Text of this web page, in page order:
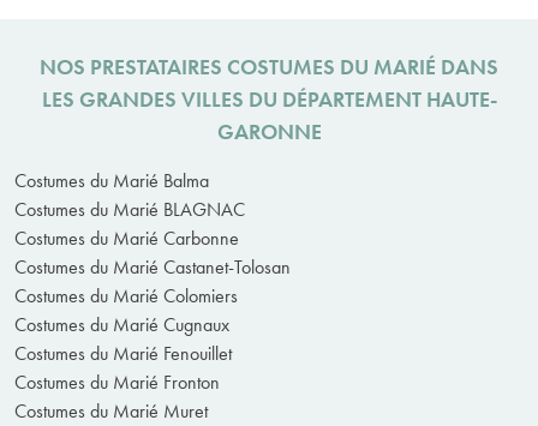
NOS PRESTATAIRES COSTUMES DU MARIÉ DANS
LES GRANDES VILLES DU DÉPARTEMENT HAUTE-
GARONNE
Costumes du Marié Balma
Costumes du Marié BLAGNAC
Costumes du Marié Carbonne
Costumes du Marié Castanet-Tolosan
Costumes du Marié Colomiers
Costumes du Marié Cugnaux
Costumes du Marié Fenouillet
Costumes du Marié Fronton
Costumes du Marié Muret